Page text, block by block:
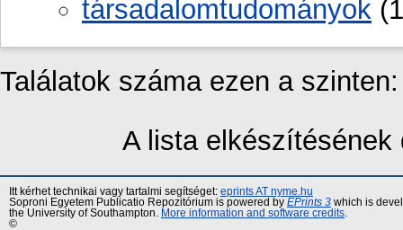
társadalomtudományok
Találatok száma ezen a
A lista
Itt kérhet technikai vagy tartalmi segítséget: eprints AT nyme.hu
Soproni Egyetem Publicatio Repozitórium is powered by EPrints 3 which is
the University of Southampton.
More information and software credits
©